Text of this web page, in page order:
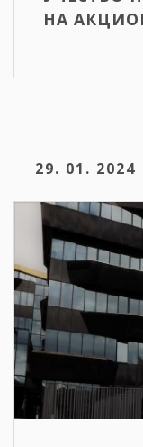
НА
29. 01. 2024